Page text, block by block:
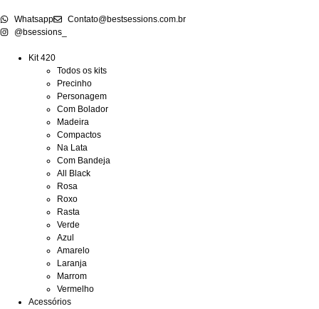
Whatsapp
Contato@bestsessions.com.br
@bsessions_
Kit 420
Todos os kits
Precinho
Personagem
Com Bolador
Madeira
Compactos
Na Lata
Com Bandeja
All Black
Rosa
Roxo
Rasta
Verde
Azul
Amarelo
Laranja
Marrom
Vermelho
Acessórios